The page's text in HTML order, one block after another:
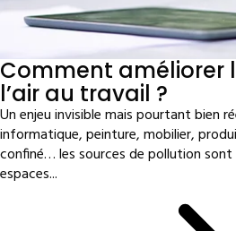
Comment améliorer
l’air au travail ?
Un enjeu invisible mais pourtant bien
informatique, peinture, mobilier,
confiné… les sources de pollution sont
espaces...